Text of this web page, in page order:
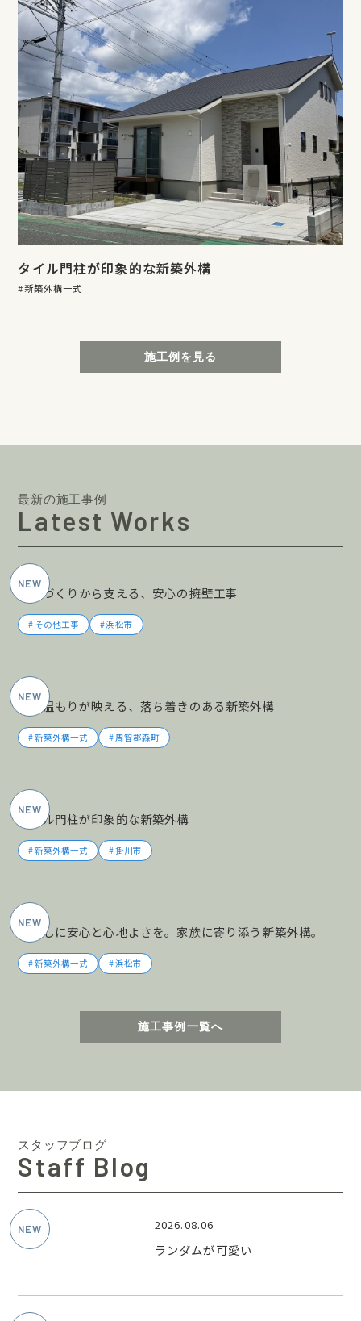
タイル門柱が印象的な新築外構
新築外構一式
施工例を見る
最新の施工事例
Latest Works
土地づくりから支える、安心の擁壁工事
その他工事 浜松市
木の温もりが映える、落ち着きのある新築外構
新築外構一式 周智郡森町
タイル門柱が印象的な新築外構
新築外構一式 掛川市
暮らしに安心と心地よさを。家族に寄り添う新築外構。
新築外構一式 浜松市
施工事例一覧へ
スタッフブログ
Staff Blog
2026.08.06
ランダムが可愛い